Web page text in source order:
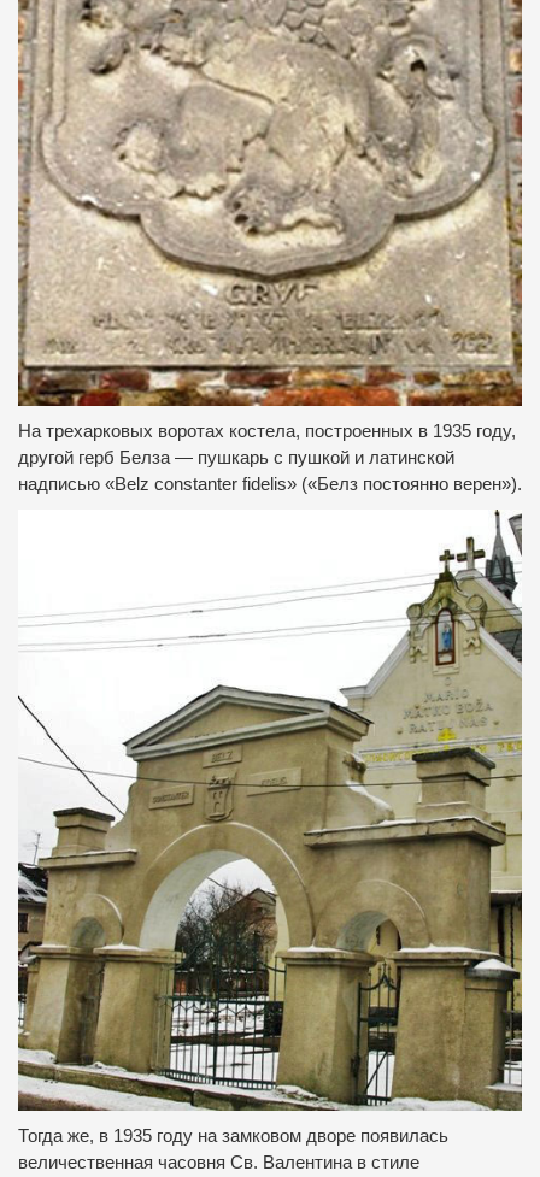
На трехарковых воротах костела, построенных в 1935 году,
другой герб Белза — пушкарь с пушкой и латинской
надписью «Belz constanter fidelis» («Белз постоянно верен»).
Тогда же, в 1935 году на замковом дворе появилась
величественная часовня Св. Валентина в стиле